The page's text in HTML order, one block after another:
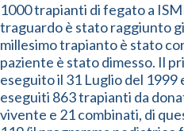
1000 trapianti di fegato a
traguardo è stato raggiunto
millesimo trapianto è stato
paziente è stato dimesso. Il
eseguito il 31 Luglio del 1999
eseguiti 863 trapianti da
vivente e 21 combinati, di